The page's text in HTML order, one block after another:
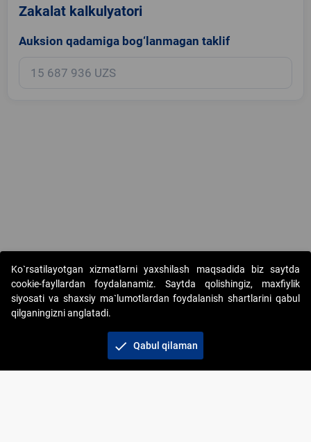
Zakalat kalkulyatori
Auksion qadamiga bog‘lanmagan taklif
Copyright © 2017-2026. "Elektron onlayn-auksionlarni tashkil etish"
AJ. Barcha huquqlar himoyalangan
+998 71 202-21-11
Ko`rsatilayotgan xizmatlarni yaxshilash maqsadida biz saytda
cookie-fayllardan foydalanamiz. Saytda qolishingiz, maxfiylik
siyosati va shaxsiy ma`lumotlardan foydalanish shartlarini qabul
qilganingizni anglatadi.
check Qabul qilaman